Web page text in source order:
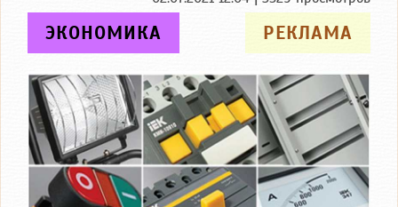
РЕКЛАМА
ЭКОНОМИКА